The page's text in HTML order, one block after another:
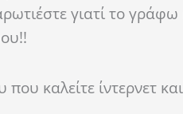
γιατί το
που καλείτε ίντερνετ